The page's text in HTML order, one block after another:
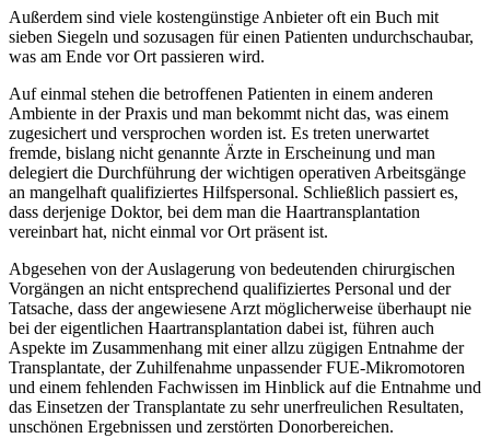
Außerdem sind viele kostengünstige Anbieter oft ein Buch mit
sieben Siegeln und sozusagen für einen Patienten undurchschaubar,
was am Ende vor Ort passieren wird.
Auf einmal stehen die betroffenen Patienten in einem anderen
Ambiente in der Praxis und man bekommt nicht das, was einem
zugesichert und versprochen worden ist. Es treten unerwartet
fremde, bislang nicht genannte Ärzte in Erscheinung und man
delegiert die Durchführung der wichtigen operativen Arbeitsgänge
an mangelhaft qualifiziertes Hilfspersonal. Schließlich passiert es,
dass derjenige Doktor, bei dem man die Haartransplantation
vereinbart hat, nicht einmal vor Ort präsent ist.
Abgesehen von der Auslagerung von bedeutenden chirurgischen
Vorgängen an nicht entsprechend qualifiziertes Personal und der
Tatsache, dass der angewiesene Arzt möglicherweise überhaupt nie
bei der eigentlichen Haartransplantation dabei ist, führen auch
Aspekte im Zusammenhang mit einer allzu zügigen Entnahme der
Transplantate, der Zuhilfenahme unpassender FUE-Mikromotoren
und einem fehlenden Fachwissen im Hinblick auf die Entnahme und
das Einsetzen der Transplantate zu sehr unerfreulichen Resultaten,
unschönen Ergebnissen und zerstörten Donorbereichen.